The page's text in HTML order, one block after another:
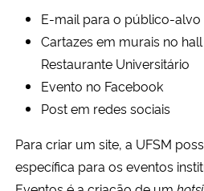
Ministério da Educação
Ministério da Cidadania
Ministério da Saúde
Ministério de Minas e Energia
E-mail para o público-alvo
Cartazes em murais no
Restaurante Universitário
Evento no Facebook
Post em redes sociais
Para criar um site, a UFSM
específica para os eventos